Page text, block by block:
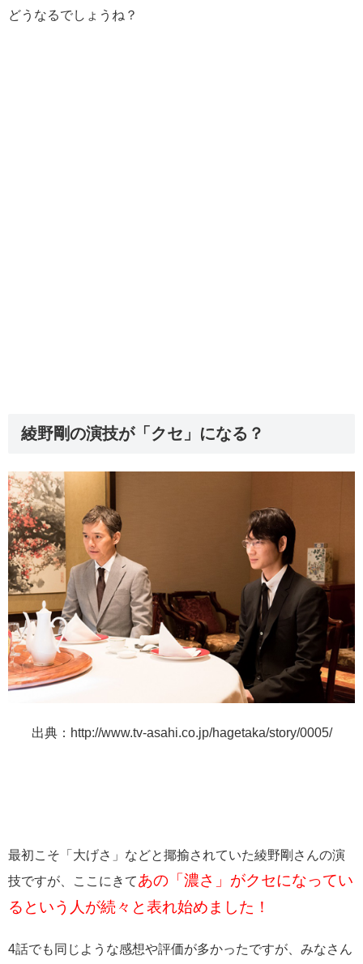
どうなるでしょうね？
綾野剛の演技が「クセ」になる？
出典：http://www.tv-asahi.co.jp/hagetaka/story/0005/
最初こそ「大げさ」などと揶揄されていた綾野剛さんの演
技ですが、ここにきてあの「濃さ」がクセになってい
るという人が続々と表れ始めました！
4話でも同じような感想や評価が多かったですが、みなさん